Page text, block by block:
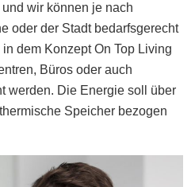
wir können je nach
oder der Stadt bedarfsgerecht
dem Konzept On Top Living
Büros oder auch
werden. Die Energie soll über
Speicher bezogen